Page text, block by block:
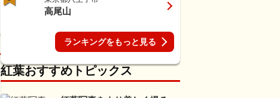
高尾山
ランキングをもっと見る
紅葉おすすめトピックス